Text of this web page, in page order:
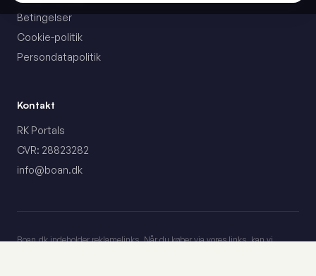
Betingelser
Cookie-politik
Persondatapolitik
Kontakt
RK Portals
CVR: 28823282
info@boan.dk
Boan.dk indeholder reklamelinks. Når du køber via vores links, kan vi